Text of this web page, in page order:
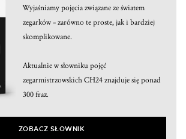
Wyjaśniamy pojęcia związane ze światem
zegarków – zarówno te proste, jak i bardziej
skomplikowane.
Aktualnie w słowniku pojęć
zegarmistrzowskich CH24 znajduje się ponad
300 fraz.
ZOBACZ SŁOWNIK